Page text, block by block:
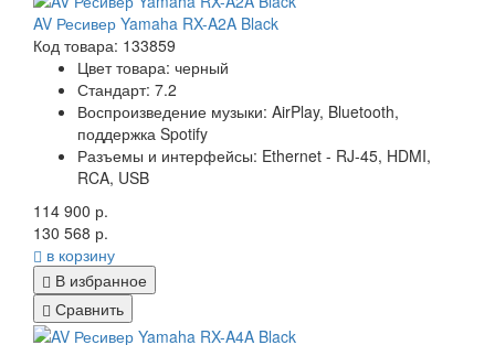
AV Ресивер Yamaha RX-A2A Black
Код товара: 133859
Цвет товара: черный
Стандарт: 7.2
Воспроизведение музыки: AirPlay, Bluetooth,
поддержка Spotify
Разъемы и интерфейсы: Ethernet - RJ-45, HDMI,
RCA, USB
114 900 р.
130 568 р.
в корзину
В избранное
Сравнить